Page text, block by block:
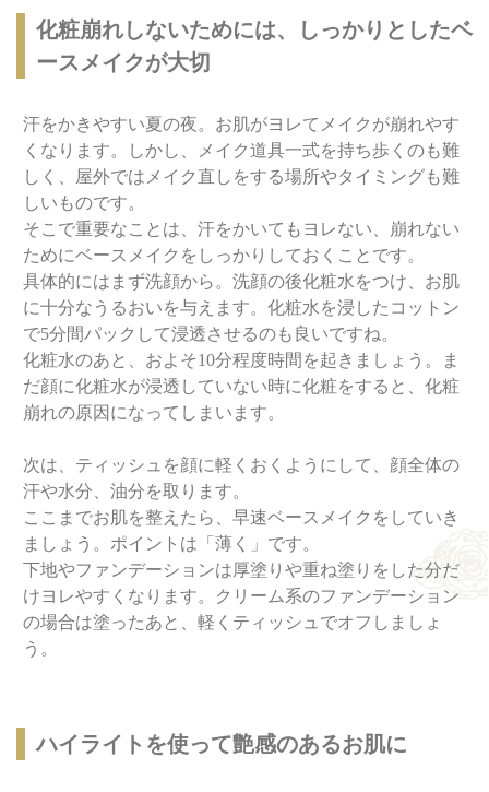
化粧崩れしないためには、しっかりとしたベ
ースメイクが大切
汗をかきやすい夏の夜。お肌がヨレてメイクが崩れやす
くなります。しかし、メイク道具一式を持ち歩くのも難
しく、屋外ではメイク直しをする場所やタイミングも難
しいものです。
そこで重要なことは、汗をかいてもヨレない、崩れない
ためにベースメイクをしっかりしておくことです。
具体的にはまず洗顔から。洗顔の後化粧水をつけ、お肌
に十分なうるおいを与えます。化粧水を浸したコットン
で5分間パックして浸透させるのも良いですね。
化粧水のあと、およそ10分程度時間を起きましょう。ま
だ顔に化粧水が浸透していない時に化粧をすると、化粧
崩れの原因になってしまいます。
次は、ティッシュを顔に軽くおくようにして、顔全体の
汗や水分、油分を取ります。
ここまでお肌を整えたら、早速ベースメイクをしていき
ましょう。ポイントは「薄く」です。
下地やファンデーションは厚塗りや重ね塗りをした分だ
けヨレやすくなります。クリーム系のファンデーション
の場合は塗ったあと、軽くティッシュでオフしましょ
う。
ハイライトを使って艶感のあるお肌に